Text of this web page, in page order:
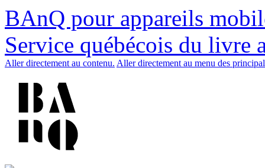
BAnQ pour appareils
Service québécois du livre
Aller directement au contenu. Aller directement au menu des